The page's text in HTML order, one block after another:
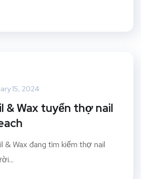
15, 2024
& Wax tuyển thợ nail
& Wax đang tìm kiếm thợ nail